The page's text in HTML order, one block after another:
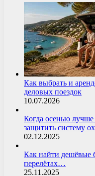
Как выбрать и
деловых поездок
10.07.2026
Когда осенью
защитить систему
02.12.2025
Как найти дешёвые
перелётах…
25.11.2025